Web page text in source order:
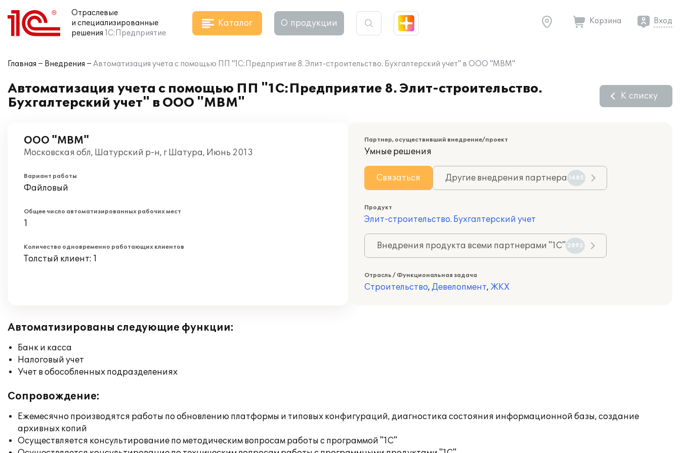
Отраслевые
и специализированные
решения 1С:Предприятие
Каталог О продукции Корзина Вход
Главная Внедрения Автоматизация учета с помощью ПП "1С:Предприятие 8. Элит-строительство. Бухгалтерский учет" в ООО "МВМ"
Автоматизация учета с помощью ПП "1С:Предприятие 8. Элит-строительство.
Бухгалтерский учет" в ООО "МВМ"
К списку
ООО "МВМ"
Московская обл, Шатурский р-н, г Шатура, Июнь 2013
Вариант работы
Файловый
Общее число автоматизированных рабочих мест
1
Количество одновременно работающих клиентов
Толстый клиент: 1
Партнер, осуществивший внедрение/проект
Умные решения
Связаться Другие внедрения партнера 1485
Продукт
Элит-строительство. Бухгалтерский учет
Внедрения продукта всеми партнерами "1С" 2892
Отрасль / Функциональная задача
Строительство, Девелопмент, ЖКХ
Автоматизированы следующие функции:
Банк и касса
Налоговый учет
Учет в обособленных подразделениях
Сопровождение:
Ежемесячно производятся работы по обновлению платформы и типовых конфигураций, диагностика состояния информационной базы, создание
архивных копий
Осуществляется консультирование по методическим вопросам работы с программой "1С"